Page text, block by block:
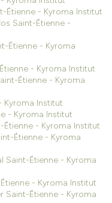
Étienne - Kyroma Institut
Saint-Étienne -
Étienne - Kyroma
- Kyroma Institut
Étienne - Kyroma
Kyroma Institut
- Kyroma Institut
- Kyroma Institut
Étienne - Kyroma
Saint-Étienne - Kyroma
- Kyroma Institut
Saint-Étienne - Kyroma